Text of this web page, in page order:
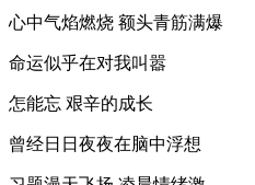
心中气焰燃烧 额头青筋满爆
命运似乎在对我叫嚣
怎能忘 艰辛的成长
曾经日日夜夜在脑中浮想